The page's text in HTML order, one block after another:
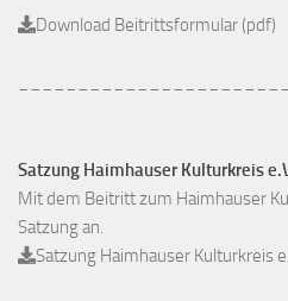
Download Beitrittsformular (pdf)
Satzung Haimhauser Kulturkreis
Mit dem Beitritt zum Haimhauser
Satzung an.
Satzung Haimhauser Kulturkreis